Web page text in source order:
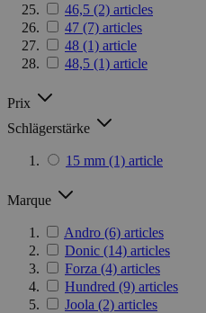
46,5 (2) articles
47 (7) articles
48 (1) article
48,5 (1) article
Prix
Schlägerstärke
15 mm (1) article
Marque
Andro (6) articles
Donic (14) articles
Forza (4) articles
Hundred (9) articles
Joola (2) articles